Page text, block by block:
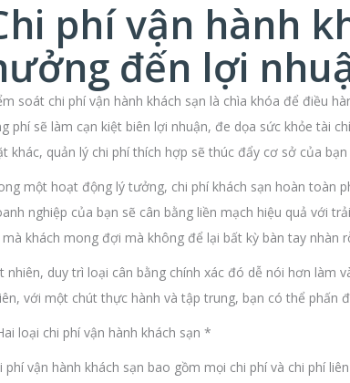
phí vận hành
đến lợi
soát chi phí vận hành khách sạn là chìa khóa để điều
phí sẽ làm cạn kiệt biên lợi nhuận, đe dọa sức khỏe tài
khác, quản lý chi phí thích hợp sẽ thúc đẩy cơ sở của
một hoạt động lý tưởng, chi phí khách sạn hoàn toàn
nghiệp của bạn sẽ cân bằng liền mạch hiệu quả với
khách mong đợi mà không để lại bất kỳ bàn tay nhàn
nhiên, duy trì loại cân bằng chính xác đó dễ nói hơn làm
với một chút thực hành và tập trung, bạn có thể phấn
loại chi phí vận hành khách sạn *
phí vận hành khách sạn bao gồm mọi chi phí và chi phí